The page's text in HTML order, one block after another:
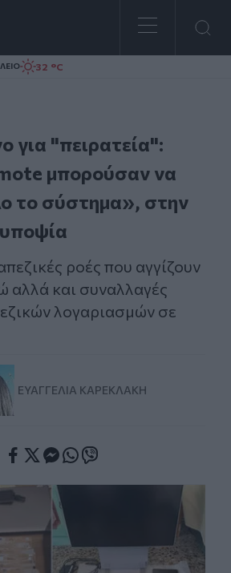
32 °C
για "πειρατεία":
μπορούσαν να
το σύστημα», στην
ροές που αγγίζουν
αλλά και συναλλαγές
λογαριασμών σε
ΕΥΑΓΓΕΛΊΑ ΚΑΡΕΚΛΆΚΗ